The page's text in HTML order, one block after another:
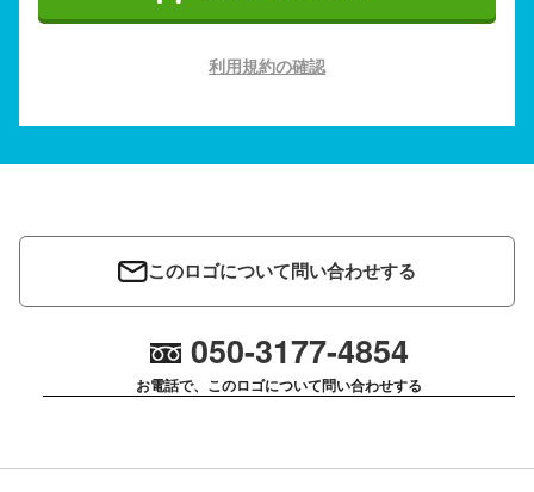
利用規約の確認
このロゴについて問い合わせする
050-3177-4854
お電話で、このロゴについて問い合わせする